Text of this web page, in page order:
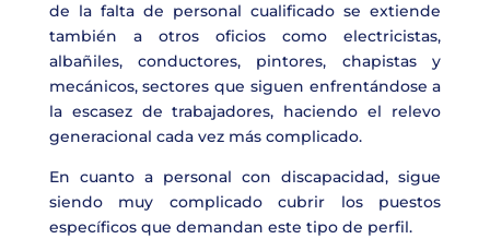
de la falta de personal cualificado se extiende
también a otros oficios como electricistas,
albañiles, conductores, pintores, chapistas y
mecánicos, sectores que siguen enfrentándose a
la escasez de trabajadores, haciendo el relevo
generacional cada vez más complicado.
En cuanto a personal con discapacidad, sigue
siendo muy complicado cubrir los puestos
específicos que demandan este tipo de perfil.